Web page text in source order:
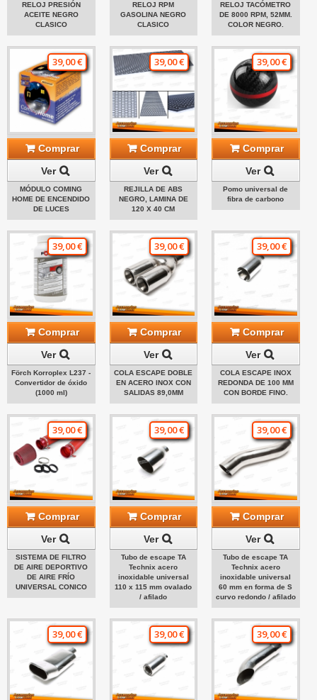
RELOJ PRESIÓN
ACEITE NEGRO
CLASICO
RELOJ RPM
GASOLINA NEGRO
CLASICO
RELOJ TACÓMETRO
DE 8000 RPM, 52MM.
COLOR NEGRO.
39,00 €
Comprar
Ver
MÓDULO COMING
HOME DE ENCENDIDO
DE LUCES
39,00 €
Comprar
Ver
REJILLA DE ABS
NEGRO, LAMINA DE
120 X 40 CM
39,00 €
Comprar
Ver
Pomo universal de
fibra de carbono
39,00 €
Comprar
Ver
Förch Korroplex L237 -
Convertidor de óxido
(1000 ml)
39,00 €
Comprar
Ver
COLA ESCAPE DOBLE
EN ACERO INOX CON
SALIDAS 89,0MM
39,00 €
Comprar
Ver
COLA ESCAPE INOX
REDONDA DE 100 MM
CON BORDE FINO.
39,00 €
Comprar
Ver
SISTEMA DE FILTRO
DE AIRE DEPORTIVO
DE AIRE FRÍO
UNIVERSAL CONICO
39,00 €
Comprar
Ver
Tubo de escape TA
Technix acero
inoxidable universal
110 x 115 mm ovalado
/ afilado
39,00 €
Comprar
Ver
Tubo de escape TA
Technix acero
inoxidable universal
60 mm en forma de S
curvo redondo / afilado
39,00 € 39,00 € 39,00 €